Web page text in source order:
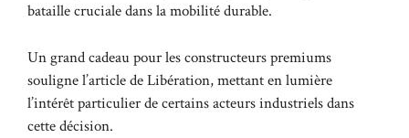
bataille cruciale dans la mobilité durable.
Un grand cadeau pour les constructeurs premiums
souligne l’article de Libération, mettant en lumière
l’intérêt particulier de certains acteurs industriels dans
cette décision.